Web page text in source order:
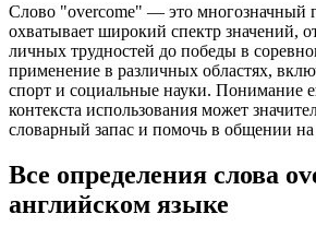
Слово "overcome" — это многозначный
охватывает широкий спектр значений,
личных трудностей до победы в
применение в различных областях,
спорт и социальные науки. Понимание
контекста использования может
словарный запас и помочь в общении на
Все определения слова
английском языке